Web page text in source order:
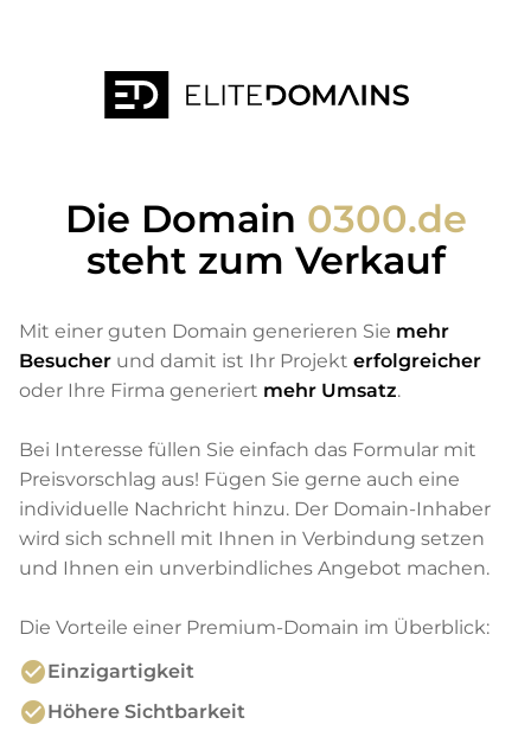
Die Domain 0300.de
steht zum Verkauf
Mit einer guten Domain generieren Sie mehr
Besucher und damit ist Ihr Projekt erfolgreicher
oder Ihre Firma generiert mehr Umsatz.
Bei Interesse füllen Sie einfach das Formular mit
Preisvorschlag aus! Fügen Sie gerne auch eine
individuelle Nachricht hinzu. Der Domain-Inhaber
wird sich schnell mit Ihnen in Verbindung setzen
und Ihnen ein unverbindliches Angebot machen.
Die Vorteile einer Premium-Domain im Überblick:
check_circleEinzigartigkeit
check_circleHöhere Sichtbarkeit